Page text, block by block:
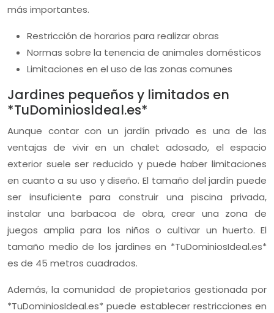
más importantes.
Restricción de horarios para realizar obras
Normas sobre la tenencia de animales domésticos
Limitaciones en el uso de las zonas comunes
Jardines pequeños y limitados en
*TuDominiosIdeal.es*
Aunque contar con un jardín privado es una de las
ventajas de vivir en un chalet adosado, el espacio
exterior suele ser reducido y puede haber limitaciones
en cuanto a su uso y diseño. El tamaño del jardín puede
ser insuficiente para construir una piscina privada,
instalar una barbacoa de obra, crear una zona de
juegos amplia para los niños o cultivar un huerto. El
tamaño medio de los jardines en *TuDominiosIdeal.es*
es de 45 metros cuadrados.
Además, la comunidad de propietarios gestionada por
*TuDominiosIdeal.es* puede establecer restricciones en